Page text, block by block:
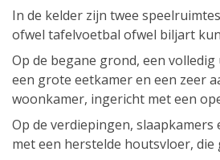
In de kelder zijn twee
ofwel tafelvoetbal ofwel biljart
Op de begane grond, een
een grote eetkamer en een zeer
woonkamer, ingericht met een
Op de verdiepingen, slaapkamers
met een herstelde houtsvloer, die